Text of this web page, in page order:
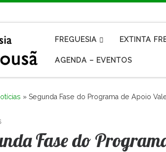
FREGUESIA EXTINTA
AGENDA – EVENTOS
» Segunda Fase do Programa de Apoio
Fase do